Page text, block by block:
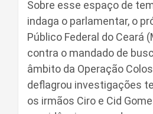
Sobre esse espaço de
indaga o parlamentar, o
Público Federal do Ceará
contra o mandado de
âmbito da Operação
deflagrou investigações
os irmãos Ciro e Cid